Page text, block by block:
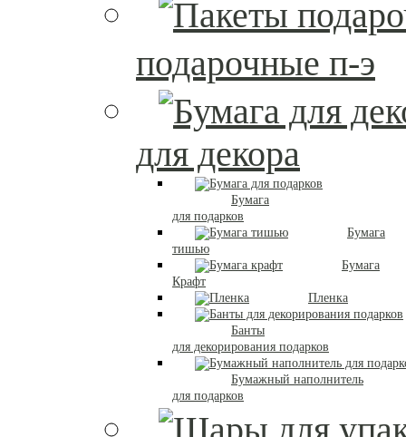
подарочные п-э
для декора
Бумага
для подарков
Бумага
тишью
Бумага
Крафт
Пленка
Банты
для декорирования подарков
Бумажный наполнитель
для подарков